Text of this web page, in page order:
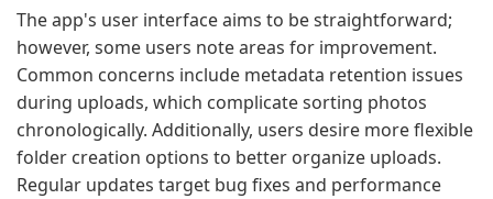
The app's user interface aims to be straightforward;
however, some users note areas for improvement.
Common concerns include metadata retention issues
during uploads, which complicate sorting photos
chronologically. Additionally, users desire more flexible
folder creation options to better organize uploads.
Regular updates target bug fixes and performance